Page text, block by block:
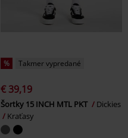
% Takmer vypredané
€ 39,19
Šortky 15 INCH MTL PKT
Dickies
Kraťasy